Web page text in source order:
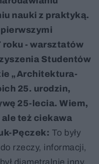
nauki z praktyką.
roku - warsztatów
Studentów
„Architektura-
25. urodzin,
25-lecia. Wiem,
też ciekawa
Pęczek: To były
rzeczy, informacji,
diametralnie inny.